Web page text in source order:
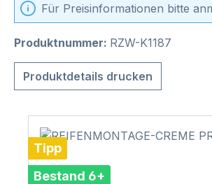
Für Preisinformationen bitte
Produktnummer: RZW-K1187
Produktdetails drucken
Tipp
Bestand 6+